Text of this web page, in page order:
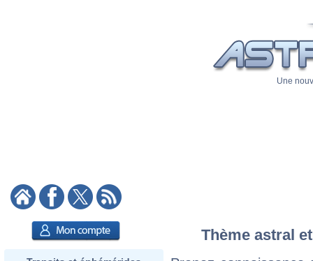
Une
Thème astral